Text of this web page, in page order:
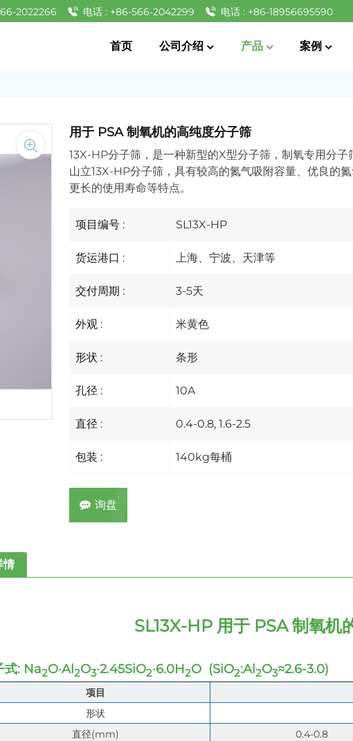
2022266 电话 : +86-566-2042299 电话 : +86-18956695590
首页 公司介绍 产品 案例
用于 PSA 制氧机的高纯度分子筛
13X-HP分子筛，是一种新型的X型分子筛，制氧专用分子
山立13X-HP分子筛，具有较高的氮气吸附容量、优良的
更长的使用寿命等特点。
项目编号 : SL13X-HP
货运港口 : 上海、宁波、天津等
交付周期 : 3-5天
外观 : 米黄色
形状 : 条形
孔径 : 10A
直径 : 0.4-0.8, 1.6-2.5
包装 : 140kg每桶
询盘
情
SL13X-HP 用于 PSA 制氧机
式: Na2O·Al2O3·2.45SiO2·6.0H2O (SiO2:Al2O3≈2.6-3.0)
项目
形状
直径(mm)
0.4-0.8